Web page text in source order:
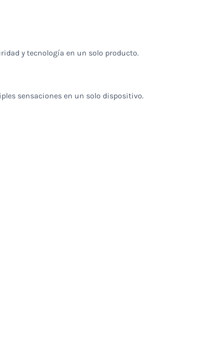
y tecnología en un solo producto.
sensaciones en un solo dispositivo.